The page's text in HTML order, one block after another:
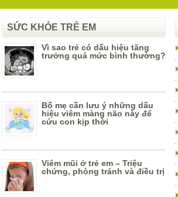
SỨC KHỎE TRẺ EM
Vì sao trẻ có dấu hiệu tăng
trưởng quá mức bình thường?
Bố mẹ cần lưu ý những dấu
hiệu viêm màng não này để
cứu con kịp thời
Viêm mũi ở trẻ em – Triệu
chứng, phòng tránh và điều trị